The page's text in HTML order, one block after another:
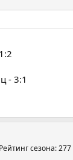
- 3:1
Рейтинг сезона: 277